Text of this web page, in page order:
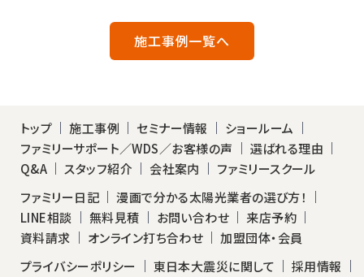
施工事例一覧へ
トップ 施工事例 セミナー情報
ショールーム
ファミリーサポート／WDS／お客様の声
選ばれる理由
Q&A
スタッフ紹介 会社案内
ファミリースクール
ファミリー日記
漫画で分かる太陽光業者の選び方！
LINE相談
無料見積 お問い合わせ
来店予約
資料請求
オンライン打ち合わせ
加盟団体・会員
プライバシーポリシー
東日本大震災に関して
採用情報